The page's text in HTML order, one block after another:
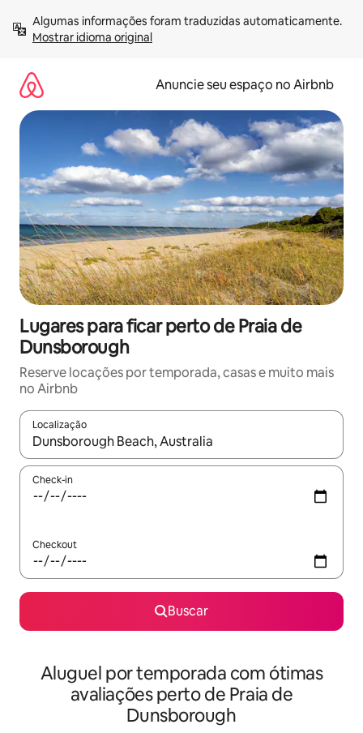
para
Mostrar idioma original
Anuncie seu espaço no Airbnb
Lugares para ficar perto de Praia de
Dunsborough
Reserve locações por temporada, casas e muito mais
no Airbnb
Localização
Quando os resultados estiverem disponíveis, explore-os
Check-in
Checkout
Buscar
Aluguel por temporada com ótimas
avaliações perto de Praia de
Dunsborough